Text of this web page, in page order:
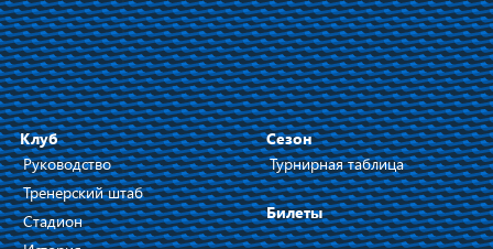
Клуб
Руководство
Тренерский штаб
Стадион
Сезон
Турнирная таблица
Билеты